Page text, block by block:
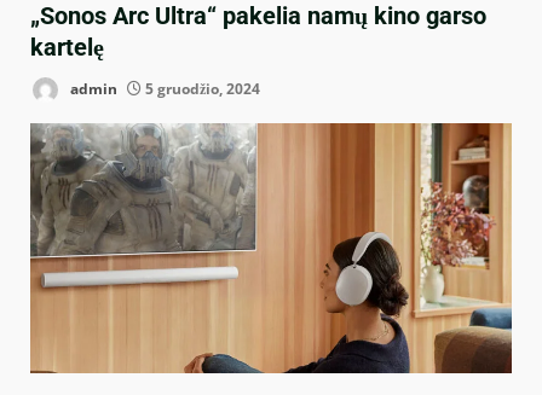
„Sonos Arc Ultra“ pakelia namų kino garso
kartelę
admin 5 gruodžio, 2024